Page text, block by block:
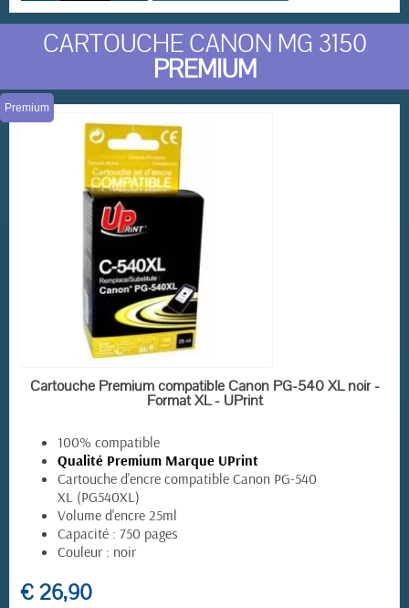
CARTOUCHE CANON MG 3150
PREMIUM
EN STOCK
Premium
Cartouche Premium compatible Canon PG-540 XL noir -
Format XL - UPrint
100% compatible
Qualité Premium Marque UPrint
Cartouche d'encre compatible Canon PG-540
XL (PG540XL)
Volume d'encre 25ml
Capacité : 750 pages
Couleur : noir
€ 26,90